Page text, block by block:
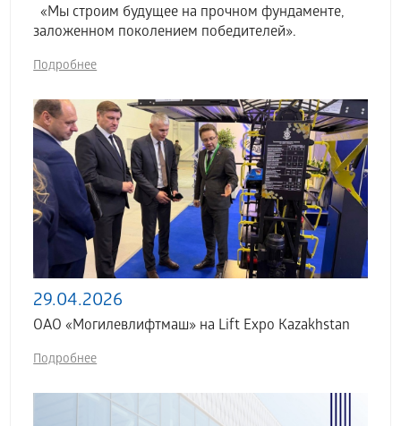
«Мы строим будущее на прочном фундаменте,
заложенном поколением победителей».
Подробнее
29.04.2026
ОАО «Могилевлифтмаш» на Lift Expo Kazakhstan
Подробнее